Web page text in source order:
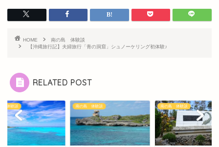
HOME
南の島 体験談
【沖縄旅行記】夫婦旅行「青の洞窟」シュノーケリング初体験♪
RELATED POST
体験談 南の島 体験談 南の島 体験談